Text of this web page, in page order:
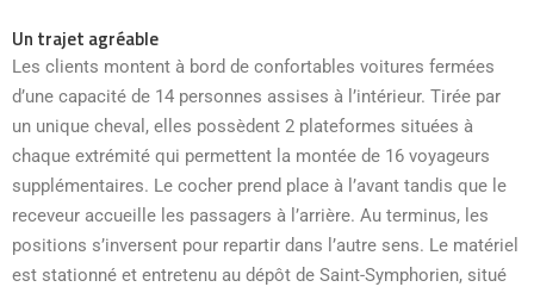
Un trajet agréable
Les clients montent à bord de confortables voitures fermées
d’une capacité de 14 personnes assises à l’intérieur. Tirée par
un unique cheval, elles possèdent 2 plateformes situées à
chaque extrémité qui permettent la montée de 16 voyageurs
supplémentaires. Le cocher prend place à l’avant tandis que le
receveur accueille les passagers à l’arrière. Au terminus, les
positions s’inversent pour repartir dans l’autre sens. Le matériel
est stationné et entretenu au dépôt de Saint-Symphorien, situé